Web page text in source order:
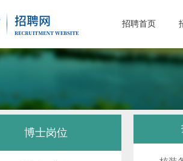
招聘首页
博士岗位